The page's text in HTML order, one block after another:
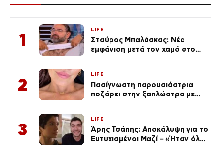
1
LIFE
Σταύρος Μπαλάσκας: Νέα
εμφάνιση μετά τον χαμό στο
2
LIFE
Πασίγνωστη παρουσιάστρια
ποζάρει στην ξαπλώστρα με
3
LIFE
Άρης Τσάπης: Αποκάλυψη για το
Ευτυχισμένοι Μαζί – «Ήταν όλα